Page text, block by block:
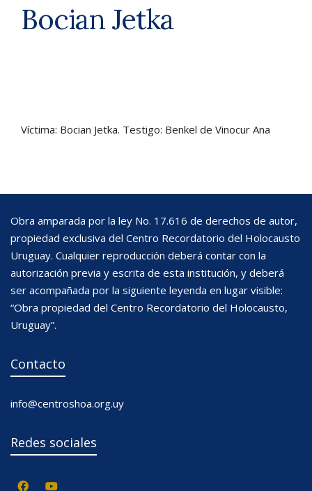
Bocian Jetka
Víctima: Bocian Jetka. Testigo: Benkel de Vinocur Ana
Obra amparada por la ley No. 17.616 de derechos de autor,
propiedad exclusiva del Centro Recordatorio del Holocausto
Uruguay. Cualquier reproducción deberá contar con la
autorización previa y escrita de esta institución, y deberá
ser acompañada por la siguiente leyenda en lugar visible:
“Obra propiedad del Centro Recordatorio del Holocausto,
Uruguay”.
Contacto
info@centroshoa.org.uy
Redes sociales